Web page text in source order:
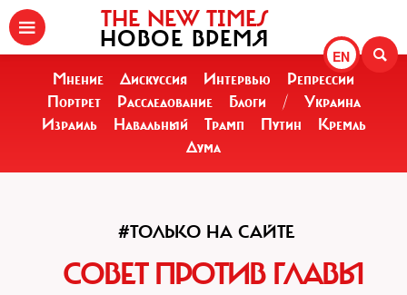
EN
THE NEW TIMES
НОВОЕ ВРЕМЯ
Мнение Дискуссия Интервью
Репрессии
Портрет
Расследование Блоги /
Украина
Израиль
Навальный Трамп Путин
Кремль
Дума
#ТОЛЬКО НА САЙТЕ
СОВЕТ ПРОТИВ ГЛАВЫ